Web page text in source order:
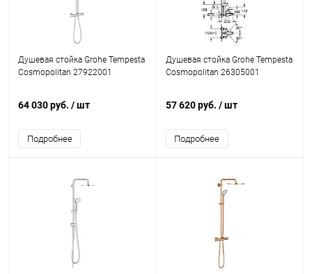
Душевая стойка Grohe Tempesta
Cosmopolitan 27922001
64 030 руб. / шт
Подробнее
Душевая стойка Grohe Tempesta
Cosmopolitan 26305001
57 620 руб. / шт
Подробнее